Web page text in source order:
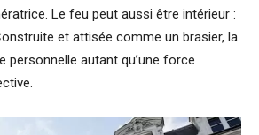
Le feu peut aussi être intérieur :
et attisée comme un brasier, la
personnelle autant qu’une force